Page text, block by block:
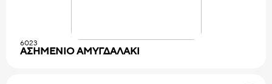
6023
ΑΣΗΜΕΝΙΟ AMYΓΔAΛAKΙ